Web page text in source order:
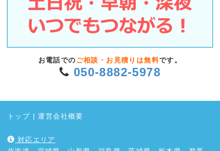
お電話での ご相談・お見積りは無料です。
050-8882-5978
トップ |運営会社概要
対応エリア